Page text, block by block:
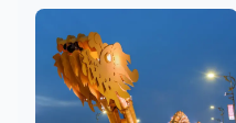
오키나와
3 상점